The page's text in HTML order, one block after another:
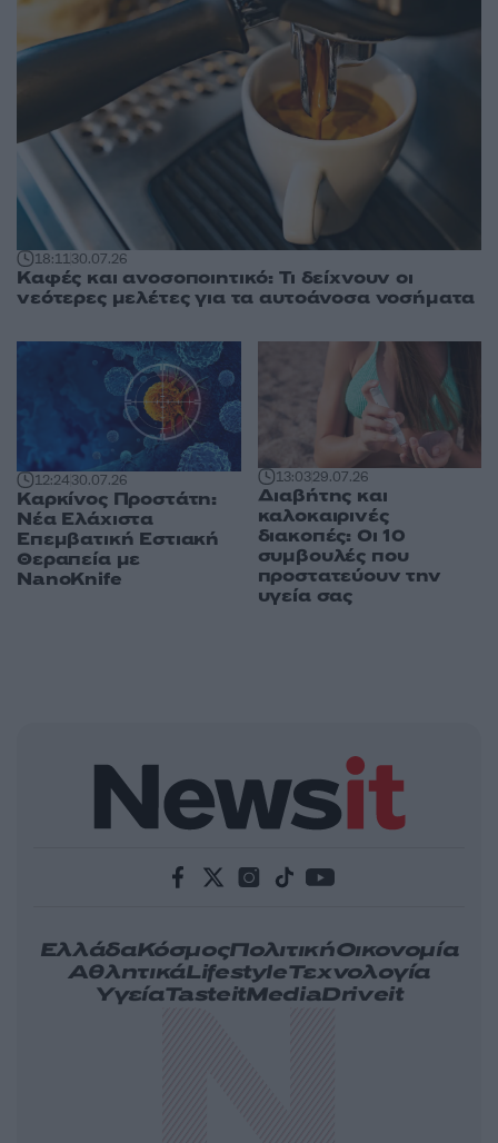
18:1130.07.26
Καφές και ανοσοποιητικό: Τι δείχνουν οι
νεότερες μελέτες για τα αυτοάνοσα νοσήματα
12:2430.07.26
Καρκίνος Προστάτη:
Νέα Ελάχιστα
Επεμβατική Εστιακή
Θεραπεία με
NanoKnife
13:0329.07.26
Διαβήτης και
καλοκαιρινές
διακοπές: Οι 10
συμβουλές που
προστατεύουν την
υγεία σας
ΕλλάδαΚόσμοςΠολιτικήΟικονομία
ΑθλητικάLifestyleΤεχνολογία
ΥγείαTasteitMediaDriveit